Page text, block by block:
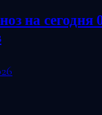
на сегодня